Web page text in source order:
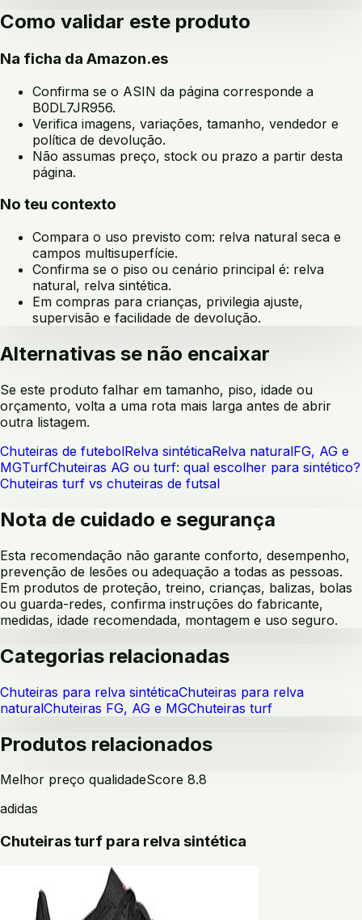
Como validar este produto
Na ficha da Amazon.es
Confirma se o ASIN da página corresponde a
B0DL7JR956.
Verifica imagens, variações, tamanho, vendedor e
política de devolução.
Não assumas preço, stock ou prazo a partir desta
página.
No teu contexto
Compara o uso previsto com: relva natural seca e
campos multisuperfície.
Confirma se o piso ou cenário principal é: relva
natural, relva sintética.
Em compras para crianças, privilegia ajuste,
supervisão e facilidade de devolução.
Alternativas se não encaixar
Se este produto falhar em tamanho, piso, idade ou
orçamento, volta a uma rota mais larga antes de abrir
outra listagem.
Chuteiras de futebolRelva sintéticaRelva naturalFG, AG e
MGTurfChuteiras AG ou turf: qual escolher para sintético?
Chuteiras turf vs chuteiras de futsal
Nota de cuidado e segurança
Esta recomendação não garante conforto, desempenho,
prevenção de lesões ou adequação a todas as pessoas.
Em produtos de proteção, treino, crianças, balizas, bolas
ou guarda-redes, confirma instruções do fabricante,
medidas, idade recomendada, montagem e uso seguro.
Categorias relacionadas
Chuteiras para relva sintéticaChuteiras para relva
naturalChuteiras FG, AG e MGChuteiras turf
Produtos relacionados
Melhor preço qualidadeScore 8.8
adidas
Chuteiras turf para relva sintética